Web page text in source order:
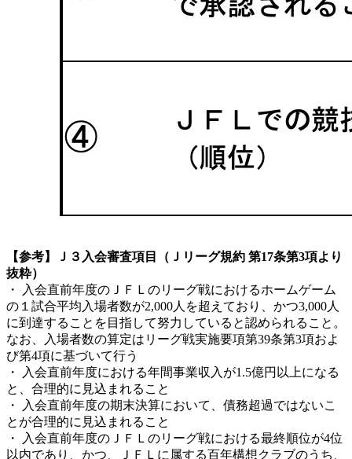
【参考】Ｊ３入会審査項目（Ｊリーグ規約 第17条第3項より
抜粋）
・ 入会直前年度のＪＦＬのリーグ戦におけるホームゲーム
の１試合平均入場者数が2,000人を超えており、かつ3,000人
に到達することを目指して努力していると認められること。
なお、入場者数の算定はリーグ戦実施要項第39条第3項およ
び第4項に基づいて行う
・ 入会直前年度における年間事業収入が1.5億円以上になる
と、合理的に見込まれること
・ 入会直前年度の期末決算において、債務超過ではないこ
とが合理的に見込まれること
・ 入会直前年度のＪＦＬのリーグ戦における最終順位が4位
以内であり、かつ、ＪＦＬに属する百年構想クラブのうち、